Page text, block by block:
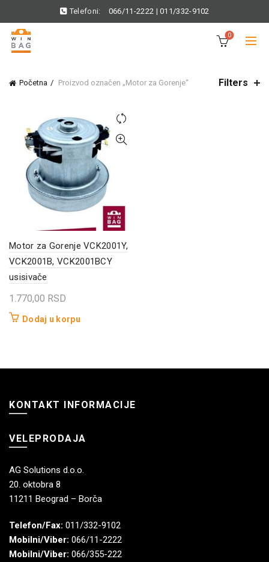
Telefoni: 066/11-2222 |011/332-9102
0
Početna Proizvod označen „Motor za Gorenje“ Filters
Motor za Gorenje VCK2001Y,
VCK2001B, VCK2001BCY
usisivače
1.770,00 RSD
Dodaj u korpu
KONTAKT INFORMACIJE
VELEPRODAJA
AG Solutions d.o.o.
20. oktobra 8
11211 Beograd – Borča
Telefon/Fax: 011/332-9102
Mobilni/Viber: 066/11-2222
Mobilni/Viber: 066/355-222